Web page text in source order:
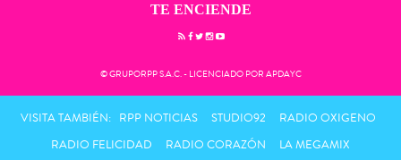
TE ENCIENDE
© GRUPORPP S.A.C. - LICENCIADO POR APDAYC
VISITA TAMBIÉN: RPP NOTICIAS STUDIO92
RADIO OXIGENO
RADIO FELICIDAD
RADIO CORAZÓN LA MEGAMIX